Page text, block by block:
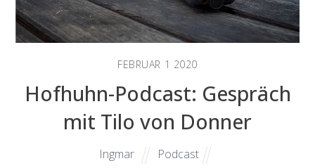
FEBRUAR 1 2020
Hofhuhn-Podcast: Gespräch
mit Tilo von Donner
Ingmar
Podcast